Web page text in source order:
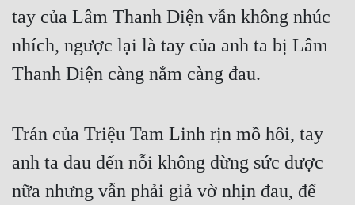
Học Đường
Khoa Huyễn
Khoa Huyễn Không Gian
Kiếm Hiệp
Kỳ Huyễn
Kỳ Ảo
tay của Lâm Thanh Diện vẫn không nhúc
nhích, ngược lại là tay của anh ta bị Lâm
Thanh Diện càng nắm càng đau.
Trán của Triệu Tam Linh rịn mồ hôi, tay
anh ta đau đến nỗi không dừng sức được
nữa nhưng vẫn phải giả vờ nhịn đau, để